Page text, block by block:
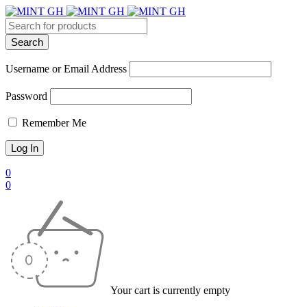
Username or Email Address
Password
Remember Me
0
0
Your cart is currently empty